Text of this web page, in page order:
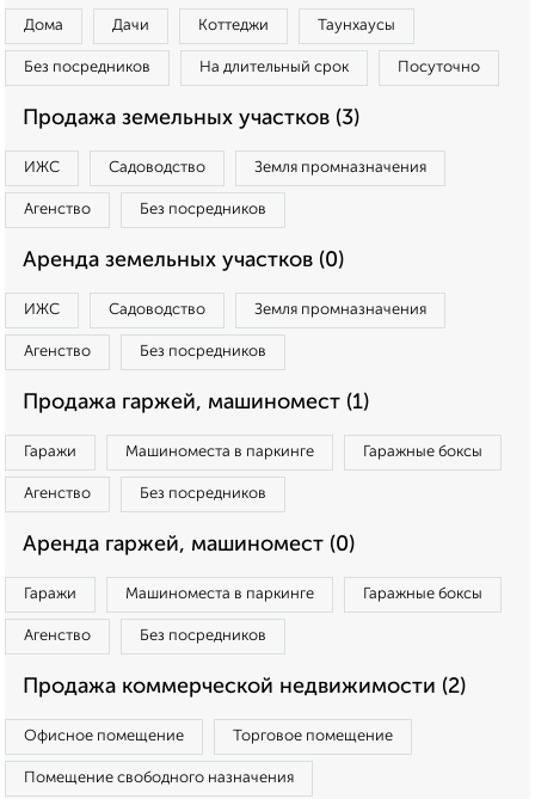
Дома Дачи Коттеджи Таунхаусы
Без посредников На длительный срок Посуточно
Продажа земельных участков (3)
ИЖС Садоводство Земля промназначения
Агенство Без посредников
Аренда земельных участков (0)
ИЖС Садоводство Земля промназначения
Агенство Без посредников
Продажа гаржей, машиномест (1)
Гаражи Машиноместа в паркинге Гаражные боксы
Агенство Без посредников
Аренда гаржей, машиномест (0)
Гаражи Машиноместа в паркинге Гаражные боксы
Агенство Без посредников
Продажа коммерческой недвижимости (2)
Офисное помещение Торговое помещение
Помещение свободного назначения